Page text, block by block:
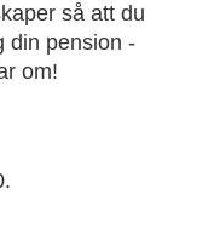
så att du
din pension -
om!